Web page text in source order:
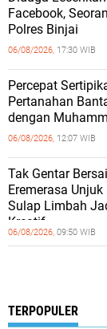
Facebook,
Polres Binjai
06/08/2026, 17:30 WIB
Percepat
Pertanahan
dengan
06/08/2026, 12:07 WIB
Tak Gentar
Eremerasa
Sulap Limbah
Kreatif
06/08/2026, 09:50 WIB
TERPOPULER